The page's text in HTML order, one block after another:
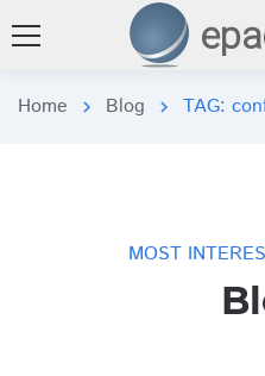
Home chevron_right Blog chevron_right TAG:
MOST